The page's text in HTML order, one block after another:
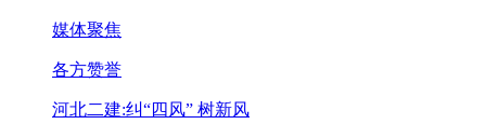
媒体聚焦
各方赞誉
河北二建:纠“四风” 树新风